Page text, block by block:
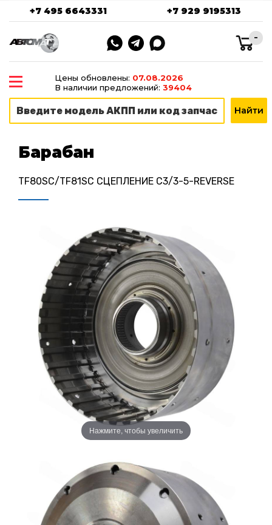
+7 495 6643331 +7 929 9195313
-
Цены обновлены: 07.08.2026
В наличии предложений: 39404
Барабан
TF80SC/TF81SC СЦЕПЛЕНИЕ C3/3-5-REVERSE
Нажмите, чтобы увеличить